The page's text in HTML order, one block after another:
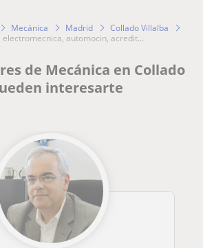
Mecánica Madrid
Collado Villalba
electromecnica, automocin, acredit...
de Mecánica en Collado
interesarte